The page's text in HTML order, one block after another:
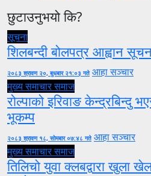
छुटाउनुभयो कि?
सूचना
शिलबन्दी बोलपत्र आह्वान
२०८३ श्रावण २०, बुधबार २१:०३ गते आहा सञ्चार
मुख्य समाचारसमाज
रोल्पाको इरिवाङ केन्द्रबिन्दु
भूकम्प
२०८३ श्रावण १८, सोमबार ०७:४८ गते आहा सञ्चार
मुख्य समाचारसमाज
तिलिचो युवा क्लबद्वारा खुला